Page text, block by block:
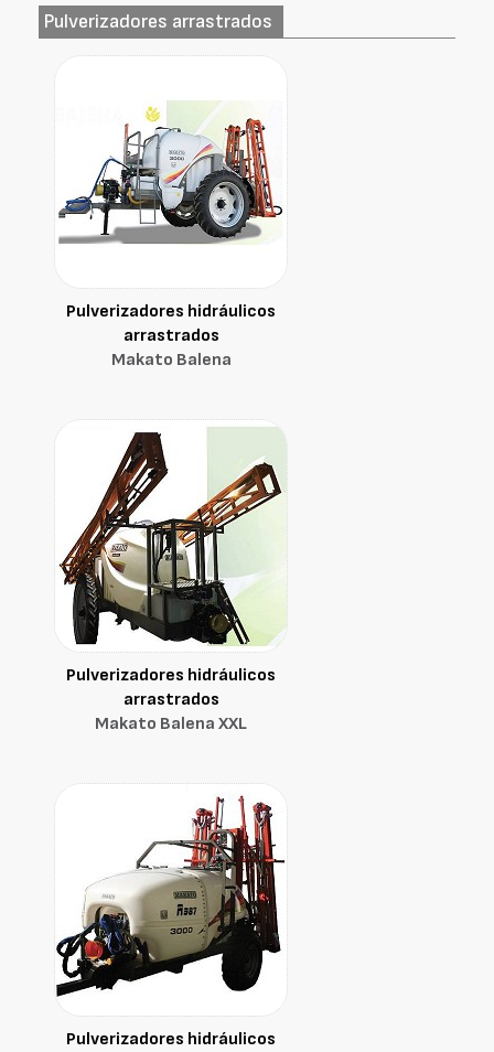
Pulverizadores arrastrados
Pulverizadores hidráulicos
arrastrados
Makato Balena
Pulverizadores hidráulicos
arrastrados
Makato Balena XXL
Pulverizadores hidráulicos